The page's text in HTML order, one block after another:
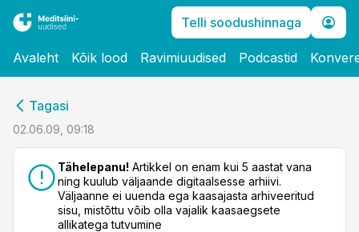
Telli soodushinnaga
Avaleht Kõik lood Ravimiuudised Podcastid
Tagasi
02.06.09, 09:18
Tähelepanu! Artikkel on enam kui 5 aastat vana
ning kuulub väljaande digitaalsesse arhiivi.
Väljaanne ei uuenda ega kaasajasta arhiveeritud
sisu, mistõttu võib olla vajalik kaasaegsete
allikatega tutvumine